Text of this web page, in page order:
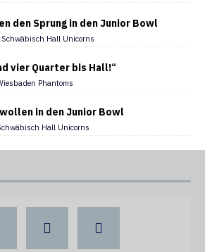
den Sprung in den Junior Bowl
Schwäbisch Hall Unicorns
vier Quarter bis Hall!“
Phantoms
in den Junior Bowl
Hall Unicorns